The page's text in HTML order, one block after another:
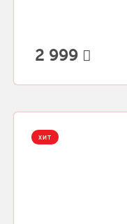
2 999
ХИТ